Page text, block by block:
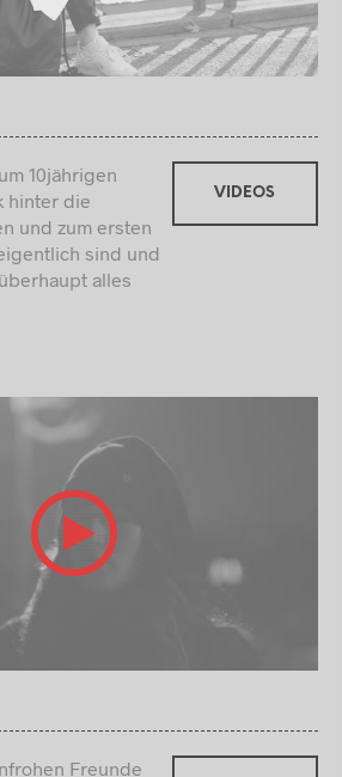
10jährigen
hinter die
und zum ersten
sind und
alles
VIDEOS
Freunde